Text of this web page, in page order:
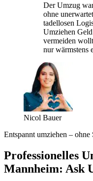
Der Umzug
ohne
tadellosen
Umziehen
vermeiden
nur wärmstens
Nicol Bauer
Entspannt umziehen – ohne
Professionelles
Mannheim: Ask